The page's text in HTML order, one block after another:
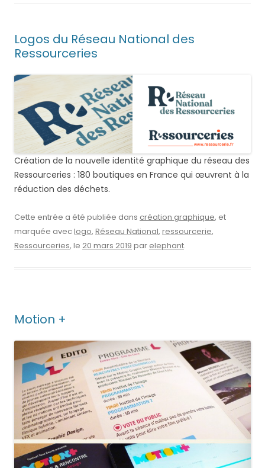
Logos du Réseau National des
Ressourceries
Création de la nouvelle identité graphique du réseau des
Ressourceries : 180 boutiques en France qui œuvrent à la
réduction des déchets.
Cette entrée a été publiée dans création graphique, et
marquée aveclogo, Réseau National, ressourcerie,
Ressourceries, le 20 mars 2019 par elephant.
Motion +